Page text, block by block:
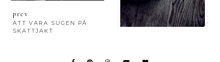
prev
ATT VARA SUGEN PÅ
SKATTJAKT